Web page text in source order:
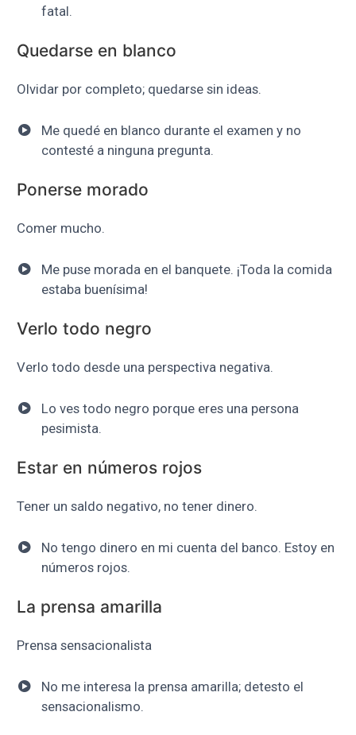
fatal.
Quedarse en blanco
Olvidar por completo; quedarse sin ideas.
Me quedé en blanco durante el examen y no
contesté a ninguna pregunta.
Ponerse morado
Comer mucho.
Me puse morada en el banquete. ¡Toda la comida
estaba buenísima!
Verlo todo negro
Verlo todo desde una perspectiva negativa.
Lo ves todo negro porque eres una persona
pesimista.
Estar en números rojos
Tener un saldo negativo, no tener dinero.
No tengo dinero en mi cuenta del banco. Estoy en
números rojos.
La prensa amarilla
Prensa sensacionalista
No me interesa la prensa amarilla; detesto el
sensacionalismo.